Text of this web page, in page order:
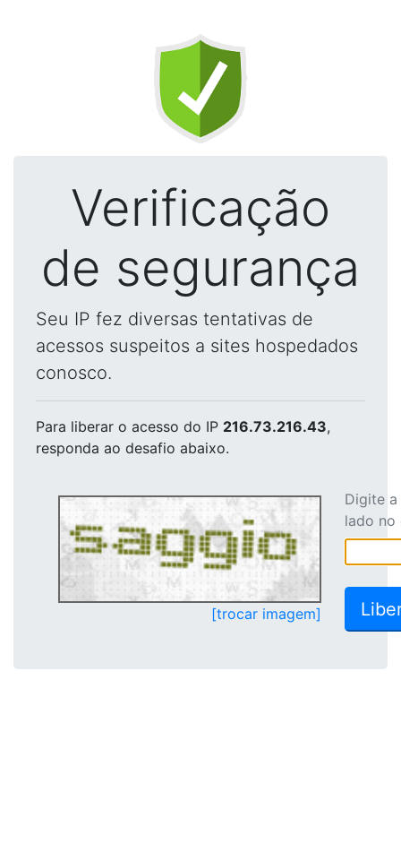
Verificação
de segurança
Seu IP fez diversas tentativas de
acessos suspeitos a sites hospedados
conosco.
Para liberar o acesso do IP 216.73.216.43,
responda ao desafio abaixo.
[trocar imagem]
Digite
lado no